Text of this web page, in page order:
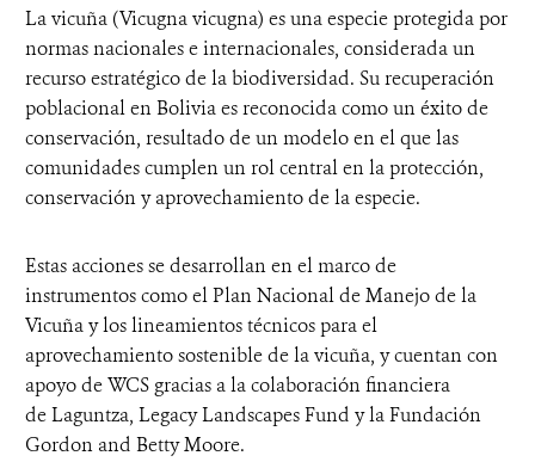
La vicuña (Vicugna vicugna) es una especie protegida por
normas nacionales e internacionales, considerada un
recurso estratégico de la biodiversidad. Su recuperación
poblacional en Bolivia es reconocida como un éxito de
conservación, resultado de un modelo en el que las
comunidades cumplen un rol central en la protección,
conservación y aprovechamiento de la especie.
Estas acciones se desarrollan en el marco de
instrumentos como el Plan Nacional de Manejo de la
Vicuña y los lineamientos técnicos para el
aprovechamiento sostenible de la vicuña, y cuentan con
apoyo de WCS gracias a la colaboración financiera
de Laguntza, Legacy Landscapes Fund y la Fundación
Gordon and Betty Moore.